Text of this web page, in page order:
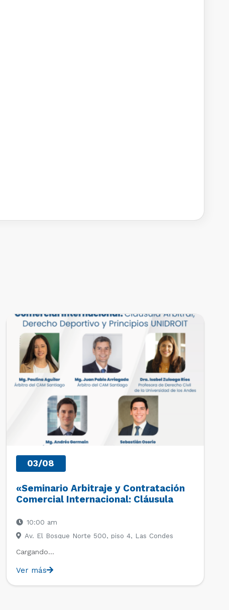
EVENTOS REALIZADOS
03/08
«Seminario Arbitraje y Contratación
Comercial Internacional: Cláusula
Principios UNIDROIT»
10:00 am
Av. El Bosque Norte 500, piso 4, Las Condes
Cargando…
Ver más